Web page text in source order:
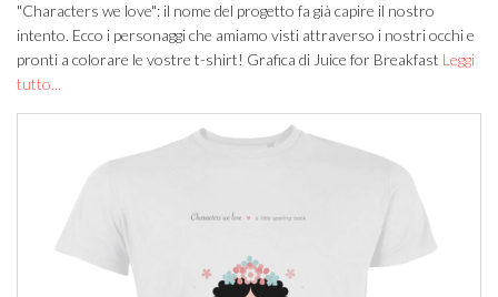
"Characters we love": il nome del progetto fa già capire il nostro
intento. Ecco i personaggi che amiamo visti attraverso i nostri occhi e
pronti a colorare le vostre t-shirt! Grafica di Juice for Breakfast Leggi
tutto...